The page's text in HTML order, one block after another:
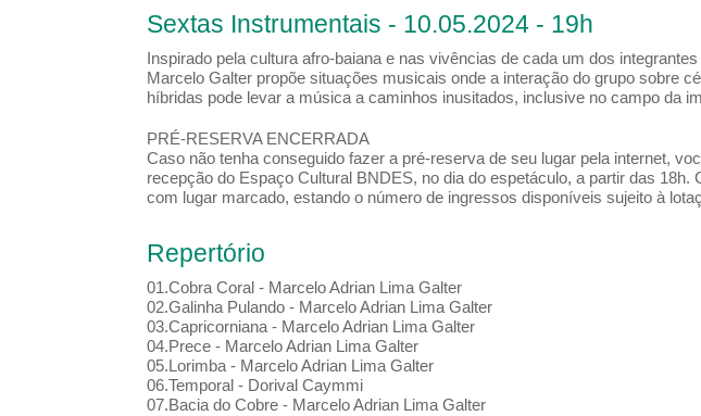
Sextas Instrumentais - 10.05.2024 - 19h
Inspirado pela cultura afro-baiana e nas vivências de cada um dos
Marcelo Galter propõe situações musicais onde a interação do grupo sobre
híbridas pode levar a música a caminhos inusitados, inclusive no campo da
PRÉ-RESERVA ENCERRADA
Caso não tenha conseguido fazer a pré-reserva de seu lugar pela internet,
recepção do Espaço Cultural BNDES, no dia do espetáculo, a partir das
com lugar marcado, estando o número de ingressos disponíveis sujeito à
Repertório
01.Cobra Coral - Marcelo Adrian Lima Galter
02.Galinha Pulando - Marcelo Adrian Lima Galter
03.Capricorniana - Marcelo Adrian Lima Galter
04.Prece - Marcelo Adrian Lima Galter
05.Lorimba - Marcelo Adrian Lima Galter
06.Temporal - Dorival Caymmi
07.Bacia do Cobre - Marcelo Adrian Lima Galter